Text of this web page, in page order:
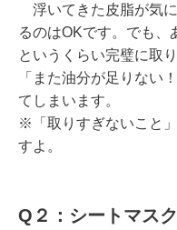
浮いてきた皮脂が気
るのはOKです。でも、
というくらい完璧に取
「また油分が足りない
てしまいます。
※「取りすぎないこと
すよ。
Q２：シートマス